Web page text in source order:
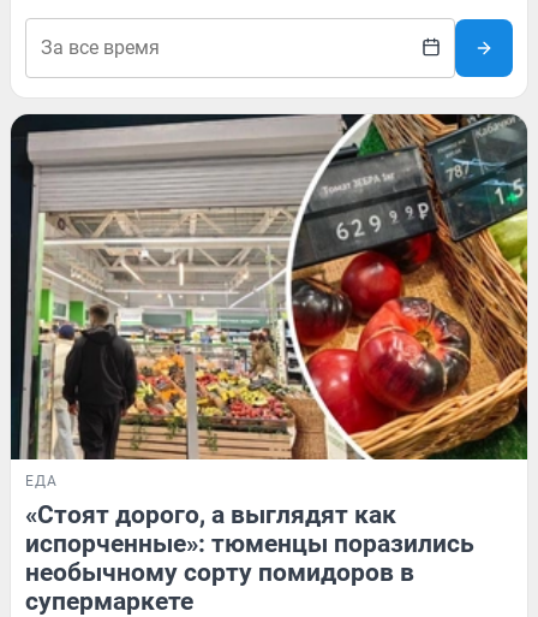
ЕДА
«Стоят дорого, а выглядят как
испорченные»: тюменцы поразились
необычному сорту помидоров в
супермаркете